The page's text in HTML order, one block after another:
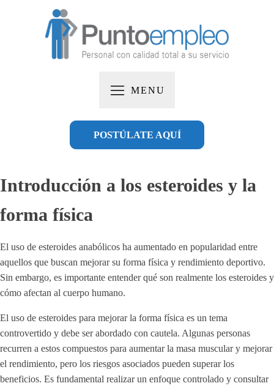
MENU
POSTÚLATE AQUÍ
Introducción a los esteroides y la
forma física
El uso de esteroides anabólicos ha aumentado en popularidad entre
aquellos que buscan mejorar su forma física y rendimiento deportivo.
Sin embargo, es importante entender qué son realmente los esteroides y
cómo afectan al cuerpo humano.
El uso de esteroides para mejorar la forma física es un tema
controvertido y debe ser abordado con cautela. Algunas personas
recurren a estos compuestos para aumentar la masa muscular y mejorar
el rendimiento, pero los riesgos asociados pueden superar los
beneficios. Es fundamental realizar un enfoque controlado y consultar